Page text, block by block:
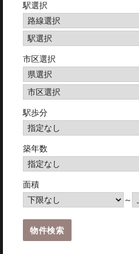
駅選択
市区選択
駅歩分
築年数
面積
～